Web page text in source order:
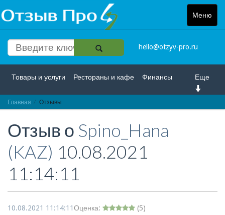
Меню
Toggle
hello@otzyv-pro.ru
Еще
Товары и услуги Рестораны и кафе Финансы
Красота и здоровье
Интернет Путешествие и отдых Транспорт
Недвижимость Работа Гос. учреждения
Личности Логистика
Главная Отзывы
Отзыв о Spino_Hana
(KAZ) 10.08.2021
11:14:11
10.08.2021 11:14:11Оценка: (5)